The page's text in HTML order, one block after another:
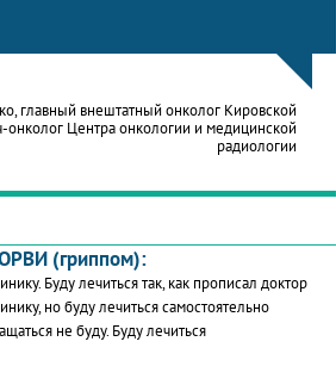
главный внештатный онколог Кировской
онколог Центра онкологии и медицинской
радиологии
(гриппом):
Буду лечиться так, как прописал доктор
но буду лечиться самостоятельно
не буду. Буду лечиться